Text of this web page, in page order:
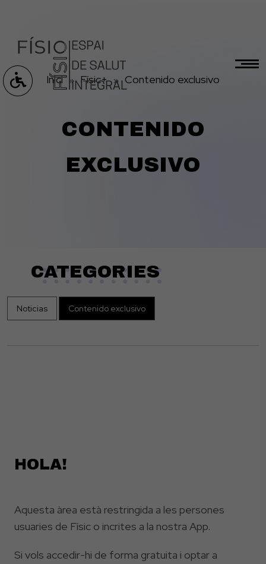
Inici Físic+ Contenido exclusivo
CONTENIDO
EXCLUSIVO
CATEGORIES
Noticias Contenido exclusivo
HOLA!
Aquesta àrea està restringida a les persones
usuaries de Físic o incrites a la nostra App.
Si vols accedir-hi de forma gratuita i optar a